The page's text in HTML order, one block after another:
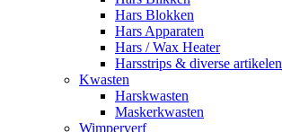
Hars Blokken
Hars Apparaten
Hars / Wax Heater
Harsstrips & diverse artikelen
Kwasten
Harskwasten
Maskerkwasten
Wimperverf